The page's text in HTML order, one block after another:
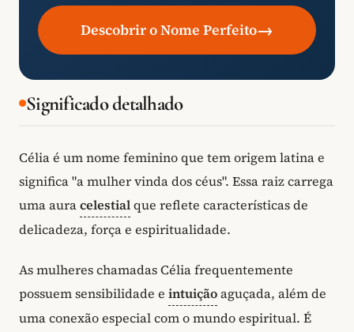
Descobrir o Nome Perfeito→
Significado detalhado
Célia é um nome feminino que tem origem latina e
significa "a mulher vinda dos céus". Essa raiz carrega
uma auracelestialque reflete características de
delicadeza, força e espiritualidade.
As mulheres chamadas Célia frequentemente
possuem sensibilidade e intuiçãoaguçada, além de
uma conexão especial com o mundo espiritual. É